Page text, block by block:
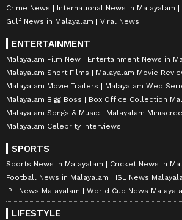
Crime News
International News in Malayalam
Gulf News in Malayalam
Viral News
ENTERTAINMENT
Malayalam Film New
Entertainment News in
Malayalam Short Films
Malayalam Movie
Malayalam Movie Trailers
Malayalam Web
Malayalam Bigg Boss
Box Office Collection
Malayalam Songs & Music
Malayalam
Malayalam Celebrity Interviews
SPORTS
Sports News in Malayalam
Cricket News in
Football News in Malayalam
ISL News
IPL News Malayalam
World Cup News
LIFESTYLE